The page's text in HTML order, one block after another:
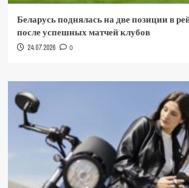
Беларусь поднялась на две позиции в
после успешных матчей клубов
24.07.2026 0